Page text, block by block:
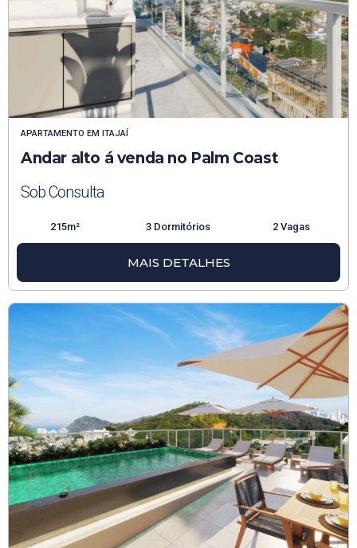
APARTAMENTO EM ITAJAÍ
Andar alto á venda no Palm Coast
Sob Consulta
215m² 3 Dormitórios 2 Vagas
MAIS DETALHES